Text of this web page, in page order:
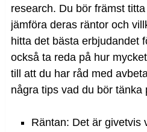
research. Du bör främst
jämföra deras räntor och
hitta det bästa erbjudandet
också ta reda på hur
till att du har råd med
några tips vad du bör tänka
Räntan: Det är givetvis